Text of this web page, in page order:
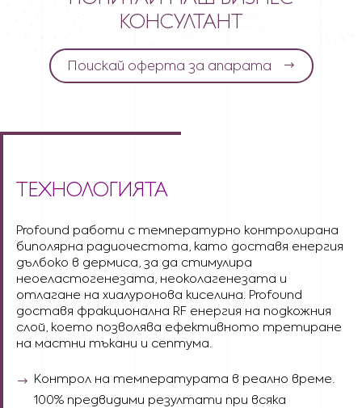
КОНСУЛТАНТ
Поискай оферта за апарата
ТЕХНОЛОГИЯТА
Profound работи с температурно контролирана
биполярна радиочестота, като доставя енергия
дълбоко в дермиса, за да стимулира
неоеластогенезата, неоколагенезата и
отлагане на хиалуронова киселина. Profound
доставя фракционална RF енергия на подкожния
слой, което позволява ефективното третиране
на мастни тъкани и септума.
Контрол на температурата в реално време.
100% предвидими резултати при всяка